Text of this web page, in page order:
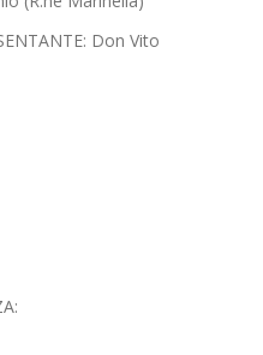
Don Vito